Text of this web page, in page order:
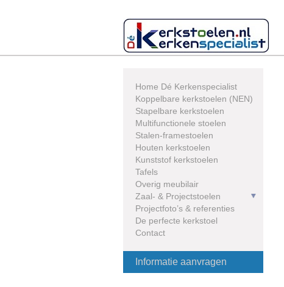
Home Dé Kerkenspecialist
Koppelbare kerkstoelen (NEN)
Stapelbare kerkstoelen
Multifunctionele stoelen
Stalen-framestoelen
Houten kerkstoelen
Kunststof kerkstoelen
Tafels
Overig meubilair
Zaal- & Projectstoelen
Projectfoto’s & referenties
De perfecte kerkstoel
Contact
Informatie aanvragen